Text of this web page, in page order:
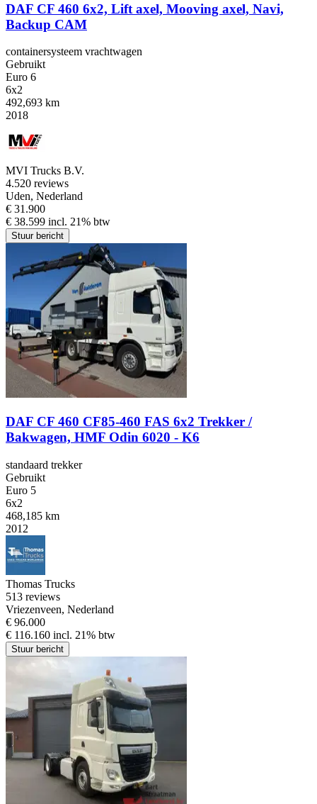
DAF CF 460 6x2, Lift axel, Mooving axel, Navi,
Backup CAM
containersysteem vrachtwagen
Gebruikt
Euro 6
6x2
492,693 km
2018
MVI Trucks B.V.
4.520 reviews
Uden, Nederland
€ 31.900
€ 38.599 incl. 21% btw
Stuur bericht
DAF CF 460 CF85-460 FAS 6x2 Trekker /
Bakwagen, HMF Odin 6020 - K6
standaard trekker
Gebruikt
Euro 5
6x2
468,185 km
2012
Thomas Trucks
513 reviews
Vriezenveen, Nederland
€ 96.000
€ 116.160 incl. 21% btw
Stuur bericht